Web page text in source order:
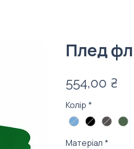
Плед
554,00 ₴
Колір *
Матеріал *